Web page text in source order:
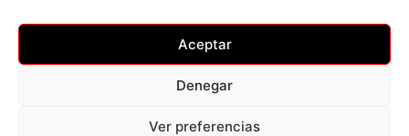
Aceptar
Denegar
Ver preferencias